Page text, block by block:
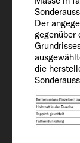
Der
gegenüber
die
2 + 3
195 x 140